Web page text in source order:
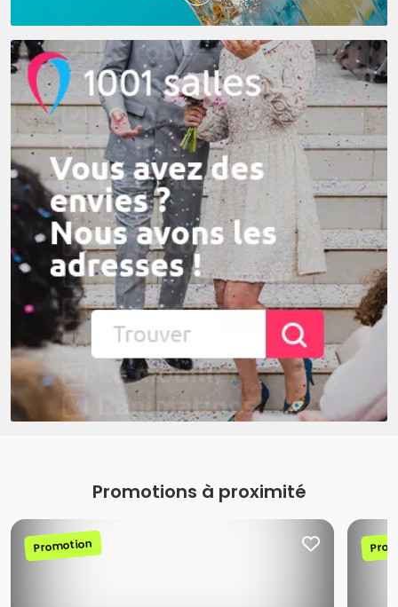
Promotions à proximité
Promotion